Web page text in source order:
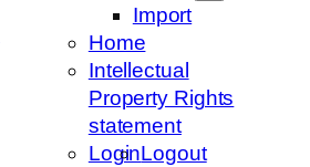
Import
Home
Intellectual
Property Rights
statement
LoginLogout